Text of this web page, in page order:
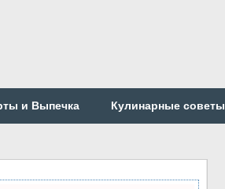
и Выпечка Кулинарные советы